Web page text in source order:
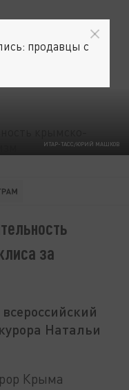
ИТАР-ТАСС/ЮРИЙ МАШКОВ
за
Натальи
Крыма
продавцы с